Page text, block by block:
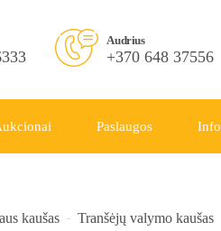
Telefono Nr.
+370 686 86333
Audrius
+370 648 37556
Paslaugos Info
kaušas Tranšėjų valymo kaušas